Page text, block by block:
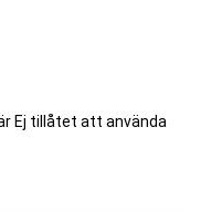
Ej tillåtet att använda